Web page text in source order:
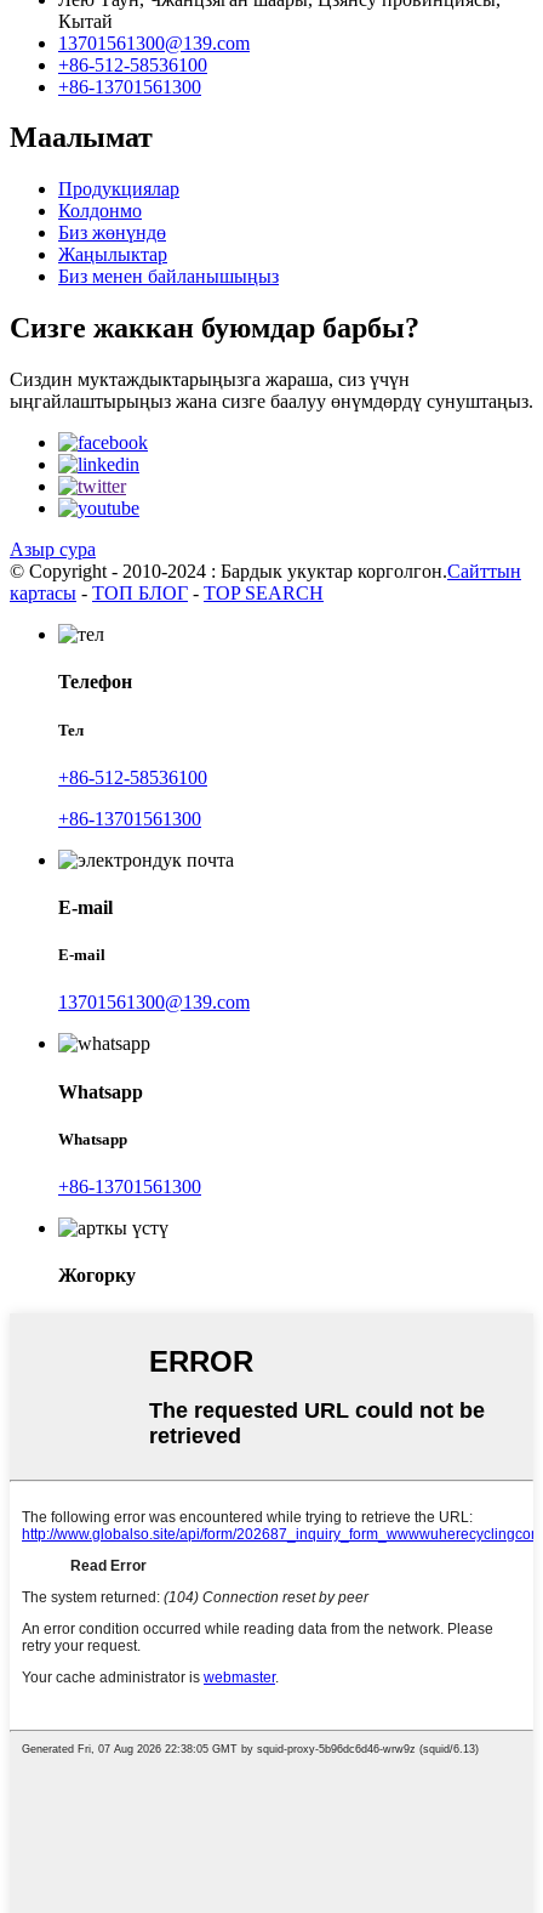
Кытай
13701561300@139.com
+86-512-58536100
+86-13701561300
Маалымат
Продукциялар
Колдонмо
Биз жөнүндө
Жаңылыктар
Биз менен байланышыңыз
Сизге жаккан буюмдар барбы?
Сиздин муктаждыктарыңызга жараша, сиз үчүн
ыңгайлаштырыңыз жана сизге баалуу өнүмдөрдү сунуштаңыз.
Азыр сура
© Copyright - 2010-2024 : Бардык укуктар корголгон.Сайттын
картасы - ТОП БЛОГ - TOP SEARCH
Телефон
Тел
+86-512-58536100
+86-13701561300
E-mail
E-mail
13701561300@139.com
Whatsapp
Whatsapp
+86-13701561300
Жогорку